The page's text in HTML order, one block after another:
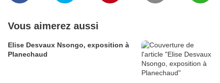
Vous aimerez aussi
Elise Desvaux Nsongo, exposition à
Planechaud